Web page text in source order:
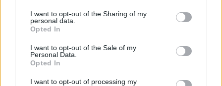
not limited to your visit or usage behaviour. You may click to
grant or deny consent to Google and its third-party tags to
use your data for below specified purposes in below Google
consent section.
I want to opt-out of the Sharing of my
personal data.
Opted In
I want to opt-out of the Sale of my
Personal Data.
Opted In
I want to opt-out of processing my
KAPCSOLÓDÓ HÍREK